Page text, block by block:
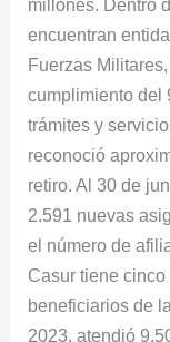
millones. Dentro
encuentran
Fuerzas
cumplimiento del
trámites y
reconoció
retiro. Al 30 de
2.591 nuevas
el número de
Casur tiene
beneficiarios de
2023, atendió